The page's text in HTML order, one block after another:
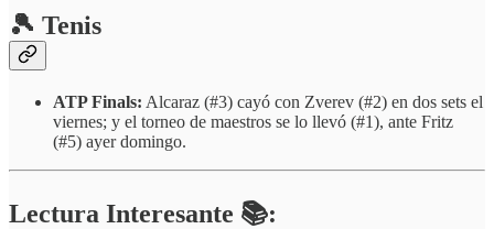
🎾 Tenis
ATP Finals: Alcaraz (#3) cayó con Zverev (#2) en dos sets el
viernes; y el torneo de maestros se lo llevó (#1), ante Fritz
(#5) ayer domingo.
Lectura Interesante 📚: